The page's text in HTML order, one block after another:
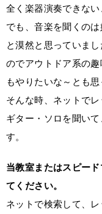
全く楽器演奏できない
でも、音楽を聞くの
と漠然と思っていま
のでアウトドア系の
もやりたいな～とも思
そんな時、ネットで
ギター・ソロを聞い
す。
当教室またはスピー
てください。
ネットで検索して、